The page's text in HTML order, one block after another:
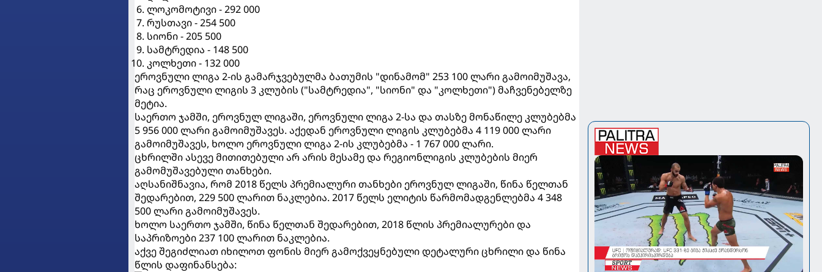
ლოკომოტივი - 292 000
რუსთავი - 254 500
სიონი - 205 500
სამტრედია - 148 500
კოლხეთი - 132 000
ეროვნული ლიგა 2-ის გამარჯვებულმა ბათუმის "დინამომ" 253 100 ლარი გამოიმუშავა,
რაც ეროვნული ლიგის 3 კლუბის ("სამტრედია", "სიონი" და "კოლხეთი") მაჩვენებელზე
მეტია.
საერთო ჯამში, ეროვნულ ლიგაში, ეროვნული ლიგა 2-სა და თასზე მონაწილე კლუბებმა
5 956 000 ლარი გამოიმუშავეს. აქედან ეროვნული ლიგის კლუბებმა 4 119 000 ლარი
გამოიმუშავეს, ხოლო ეროვნული ლიგა 2-ის კლუბებმა - 1 767 000 ლარი.
ცხრილში ასევე მითითებული არ არის მესამე და რეგიონლიგის კლუბების მიერ
გამომუშავებული თანხები.
აღსანიშნავია, რომ 2018 წელს პრემიალური თანხები ეროვნულ ლიგაში, წინა წელთან
შედარებით, 229 500 ლარით ნაკლებია. 2017 წელს ელიტის წარმომადგენლებმა 4 348
500 ლარი გამოიმუშავეს.
ხოლო საერთო ჯამში, წინა წელთან შედარებით, 2018 წლის პრემიალურები და
საპრიზოები 237 100 ლარით ნაკლებია.
აქვე შეგიძლიათ იხილოთ ფონის მიერ გამოქვეყნებული დეტალური ცხრილი და წინა
წლის დაფინანსება: